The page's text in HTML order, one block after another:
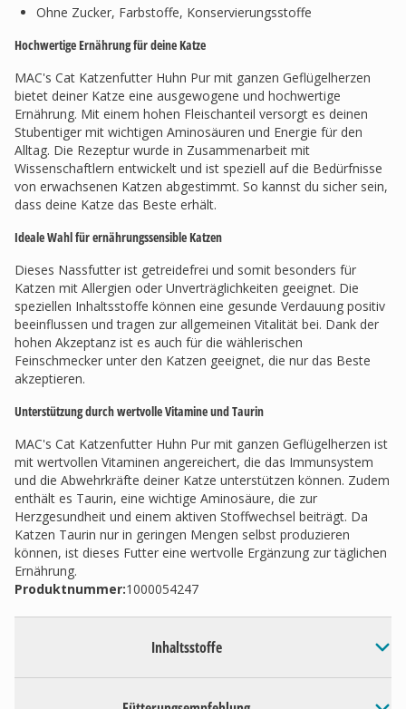
Ohne Zucker, Farbstoffe, Konservierungsstoffe
Hochwertige Ernährung für deine Katze
MAC's Cat Katzenfutter Huhn Pur mit ganzen Geflügelherzen
bietet deiner Katze eine ausgewogene und hochwertige
Ernährung. Mit einem hohen Fleischanteil versorgt es deinen
Stubentiger mit wichtigen Aminosäuren und Energie für den
Alltag. Die Rezeptur wurde in Zusammenarbeit mit
Wissenschaftlern entwickelt und ist speziell auf die Bedürfnisse
von erwachsenen Katzen abgestimmt. So kannst du sicher sein,
dass deine Katze das Beste erhält.
Ideale Wahl für ernährungssensible Katzen
Dieses Nassfutter ist getreidefrei und somit besonders für
Katzen mit Allergien oder Unverträglichkeiten geeignet. Die
speziellen Inhaltsstoffe können eine gesunde Verdauung positiv
beeinflussen und tragen zur allgemeinen Vitalität bei. Dank der
hohen Akzeptanz ist es auch für die wählerischen
Feinschmecker unter den Katzen geeignet, die nur das Beste
akzeptieren.
Unterstützung durch wertvolle Vitamine und Taurin
MAC's Cat Katzenfutter Huhn Pur mit ganzen Geflügelherzen ist
mit wertvollen Vitaminen angereichert, die das Immunsystem
und die Abwehrkräfte deiner Katze unterstützen können. Zudem
enthält es Taurin, eine wichtige Aminosäure, die zur
Herzgesundheit und einem aktiven Stoffwechsel beiträgt. Da
Katzen Taurin nur in geringen Mengen selbst produzieren
können, ist dieses Futter eine wertvolle Ergänzung zur täglichen
Ernährung.
Produktnummer:1000054247
Inhaltsstoffe